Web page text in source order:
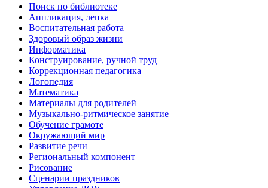
Поиск по библиотеке
Аппликация, лепка
Воспитательная работа
Здоровый образ жизни
Информатика
Конструирование, ручной труд
Коррекционная педагогика
Логопедия
Математика
Материалы для родителей
Музыкально-ритмическое занятие
Обучение грамоте
Окружающий мир
Развитие речи
Региональный компонент
Рисование
Сценарии праздников